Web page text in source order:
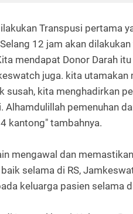
Transpusi pertama
12 jam akan
mendapat Donor Darah
juga. kita utamakan
susah, kita menghadirkan
Alhamdulillah pemenuhan
kantong" tambahnya.
mengawal dan
selama di RS,
keluarga pasien selama